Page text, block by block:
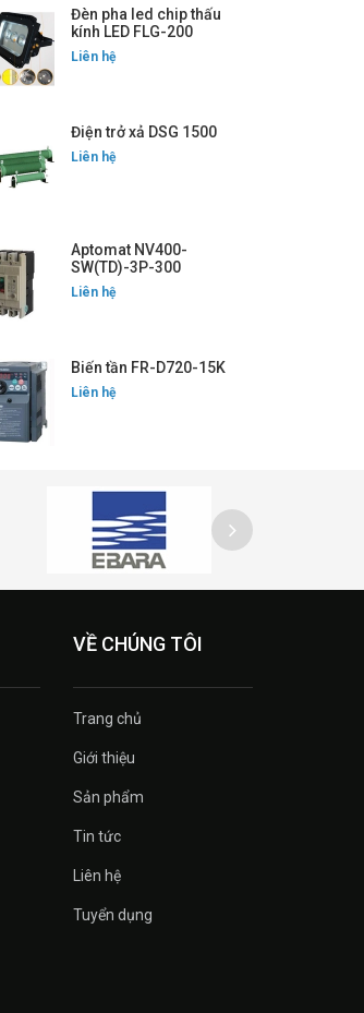
Đèn pha led chip thấu
kính LED FLG-200
Liên hệ
Điện trở xả DSG 1500
Liên hệ
Aptomat NV400-
SW(TD)-3P-300
Liên hệ
Biến tần FR-D720-15K
Liên hệ
VỀ CHÚNG TÔI
Trang chủ
Giới thiệu
Sản phẩm
Tin tức
Liên hệ
Tuyển dụng